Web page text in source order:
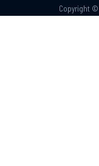
Copyright